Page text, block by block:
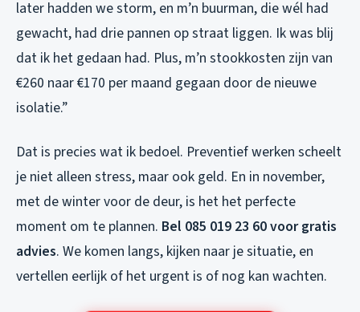
later hadden we storm, en m’n buurman, die wél had
gewacht, had drie pannen op straat liggen. Ik was blij
dat ik het gedaan had. Plus, m’n stookkosten zijn van
€260 naar €170 per maand gegaan door de nieuwe
isolatie.”
Dat is precies wat ik bedoel. Preventief werken scheelt
je niet alleen stress, maar ook geld. En in november,
met de winter voor de deur, is het het perfecte
moment om te plannen. Bel 085 019 23 60 voor gratis
advies. We komen langs, kijken naar je situatie, en
vertellen eerlijk of het urgent is of nog kan wachten.